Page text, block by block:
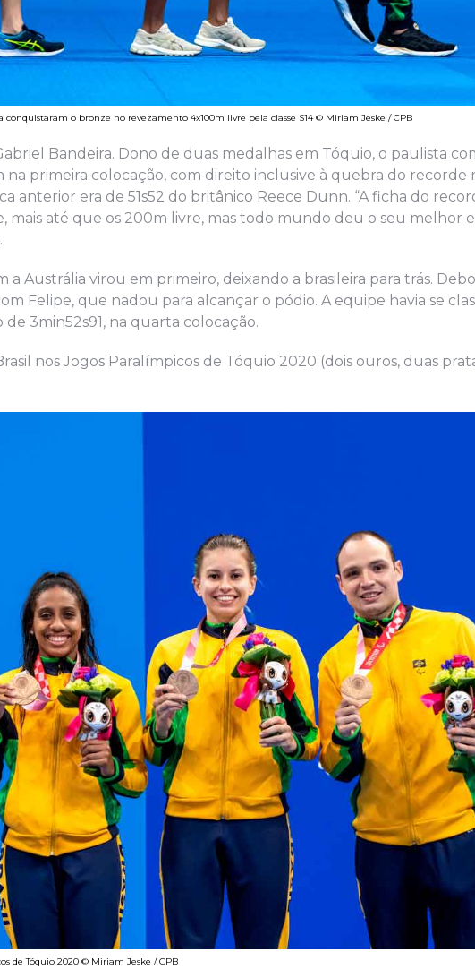
o bronze no revezamento 4x100m livre pela classe S14 © Miriam Jeske / CPB
Bandeira. Dono de duas medalhas em Tóquio, o paulista
primeira colocação, com direito inclusive à quebra do recorde
anterior era de 51s52 do britânico Reece Dunn. “A ficha do
mais até que os 200m livre, mas todo mundo deu o seu melhor
Austrália virou em primeiro, deixando a brasileira para trás.
Felipe, que nadou para alcançar o pódio. A equipe havia se
3min52s91, na quarta colocação.
nos Jogos Paralímpicos de Tóquio 2020 (dois ouros, duas
de Tóquio 2020 © Miriam Jeske / CPB